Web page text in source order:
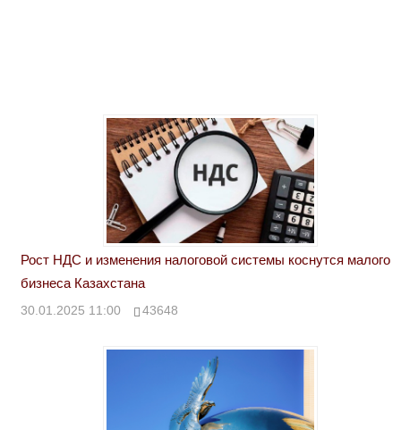
Рост НДС и изменения налоговой системы коснутся малого
бизнеса Казахстана
30.01.2025 11:00 43648